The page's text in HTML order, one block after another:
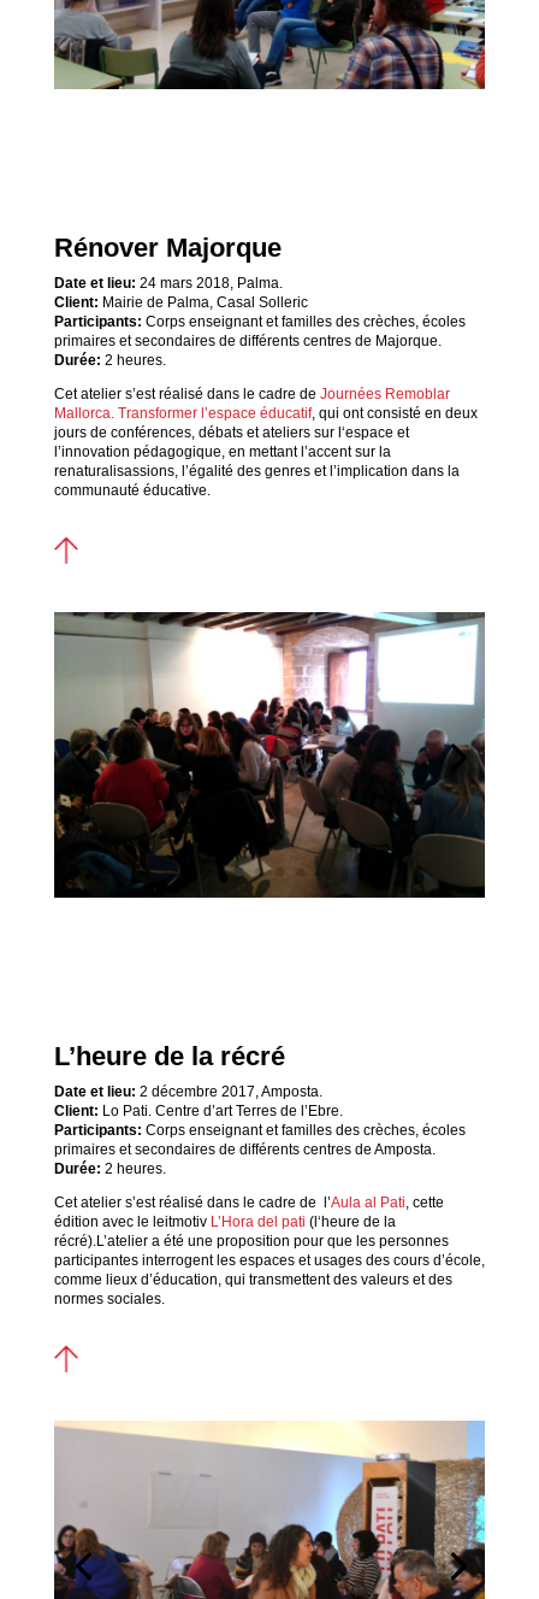
Rénover Majorque
Date et lieu: 24 mars 2018, Palma.
Client: Mairie de Palma, Casal Solleric
Participants: Corps enseignant et familles des crèches, écoles
primaires et secondaires de différents centres de Majorque.
Durée: 2 heures.
Cet atelier s’est réalisé dans le cadre de Journées Remoblar
Mallorca. Transformer l’espace éducatif, qui ont consisté en deux
jours de conférences, débats et ateliers sur l‘espace et
l’innovation pédagogique, en mettant l’accent sur la
renaturalisassions, l’égalité des genres et l’implication dans la
communauté éducative.
L’heure de la récré
Date et lieu: 2 décembre 2017, Amposta.
Client: Lo Pati. Centre d’art Terres de l’Ebre.
Participants: Corps enseignant et familles des crèches, écoles
primaires et secondaires de différents centres de Amposta.
Durée: 2 heures.
Cet atelier s’est réalisé dans le cadre de l’Aula al Pati, cette
édition avec le leitmotivL’Hora del pati (l‘heure de la
récré).L’atelier a été une proposition pour que les personnes
participantes interrogent les espaces et usages des cours d’école,
comme lieux d’éducation, qui transmettent des valeurs et des
normes sociales.